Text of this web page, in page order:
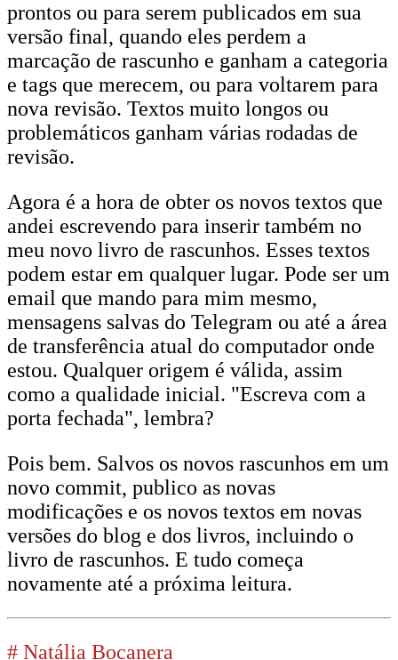
prontos ou para serem publicados em sua
versão final, quando eles perdem a
marcação de rascunho e ganham a categoria
e tags que merecem, ou para voltarem para
nova revisão. Textos muito longos ou
problemáticos ganham várias rodadas de
revisão.
Agora é a hora de obter os novos textos que
andei escrevendo para inserir também no
meu novo livro de rascunhos. Esses textos
podem estar em qualquer lugar. Pode ser um
email que mando para mim mesmo,
mensagens salvas do Telegram ou até a área
de transferência atual do computador onde
estou. Qualquer origem é válida, assim
como a qualidade inicial. "Escreva com a
porta fechada", lembra?
Pois bem. Salvos os novos rascunhos em um
novo commit, publico as novas
modificações e os novos textos em novas
versões do blog e dos livros, incluindo o
livro de rascunhos. E tudo começa
novamente até a próxima leitura.
# Natália Bocanera